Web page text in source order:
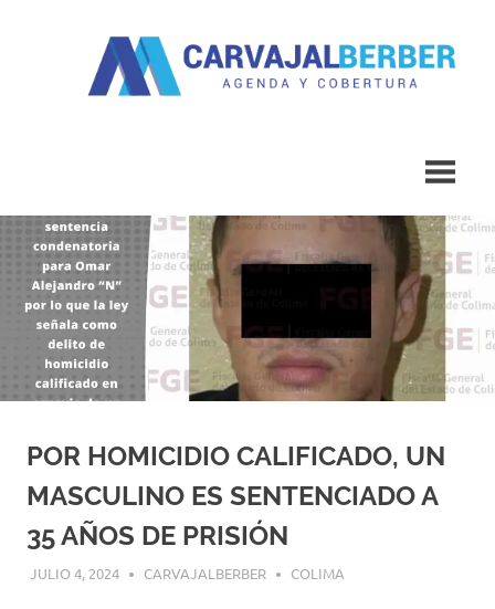
POR HOMICIDIO CALIFICADO, UN
MASCULINO ES SENTENCIADO A
35 AÑOS DE PRISIÓN
JULIO 4, 2024 CARVAJALBERBER COLIMA